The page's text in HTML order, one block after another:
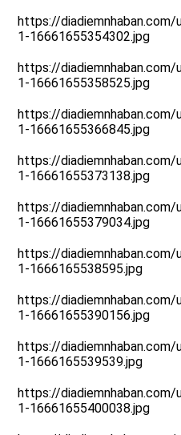
https://
1-16661655354302.jpg
https://
1-16661655358525.jpg
https://
1-16661655366845.jpg
https://
1-16661655373138.jpg
https://
1-16661655379034.jpg
https://
1-1666165538595.jpg
https://
1-16661655390156.jpg
https://
1-1666165539539.jpg
https://
1-16661655400038.jpg